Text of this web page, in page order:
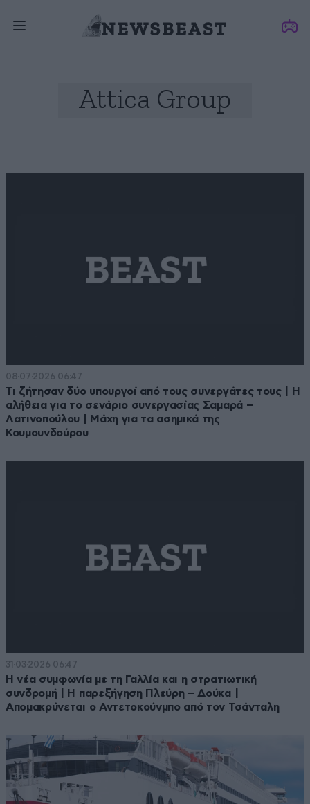
Attica Group
08·07·2026 06:47
Τι ζήτησαν δύο υπουργοί από τους συνεργάτες τους | Η
αλήθεια για το σενάριο συνεργασίας Σαμαρά –
Λατινοπούλου | Μάχη για τα ασημικά της
Κουμουνδούρου
31·03·2026 06:47
Η νέα συμφωνία με τη Γαλλία και η στρατιωτική
συνδρομή | Η παρεξήγηση Πλεύρη – Δούκα |
Απομακρύνεται ο Αντετοκούνμπο από τον Τσάνταλη